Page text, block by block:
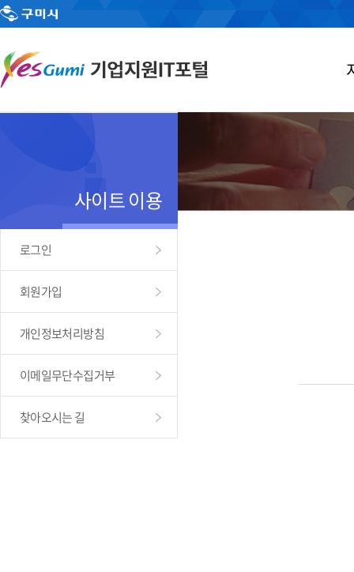
사이트 이용
로그인
회원가입
개인정보처리방침
이메일무단수집거부
찾아오시는 길